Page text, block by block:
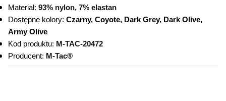
Materiał: 93% nylon, 7% elastan
Dostępne kolory: Czarny, Coyote, Dark Grey, Dark Olive,
Army Olive
Kod produktu: M-TAC-20472
Producent: M-Tac®